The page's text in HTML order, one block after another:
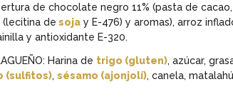
de chocolate negro 11% (pasta de
de soja y E-476) y aromas), arroz
y antioxidante E-320.
Harina de trigo (gluten), azúcar,
(sulfitos), sésamo (ajonjolí), canela,